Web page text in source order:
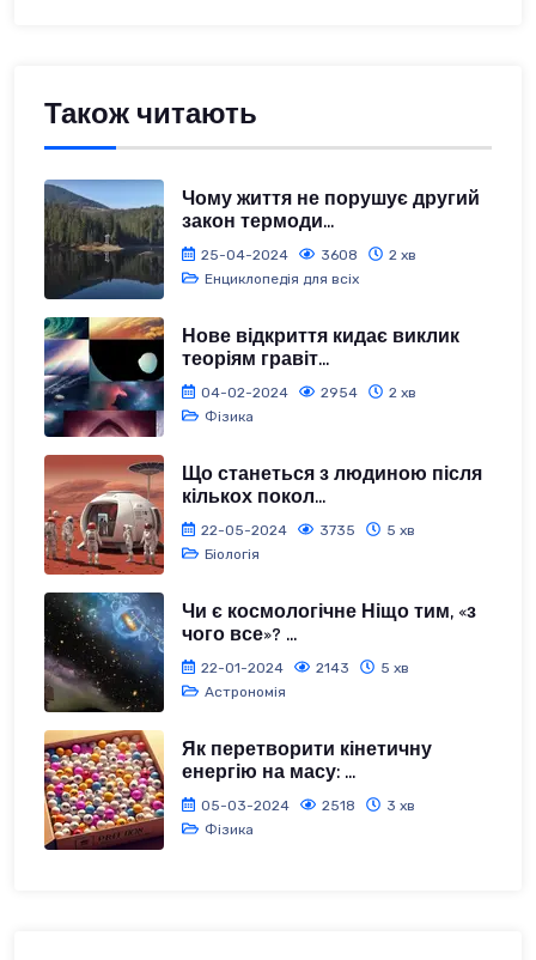
Також читають
Чому життя не порушує другий
закон термоди...
25-04-2024 3608
2 хв
Енциклопедія для всіх
Нове відкриття кидає виклик
теоріям гравіт...
04-02-2024 2954
2 хв
Фізика
Що станеться з людиною після
кількох покол...
22-05-2024 3735
5 хв
Біологія
Чи є космологічне Ніщо тим, «з
чого все»? ...
22-01-2024 2143
5 хв
Астрономія
Як перетворити кінетичну
енергію на масу: ...
05-03-2024 2518
3 хв
Фізика